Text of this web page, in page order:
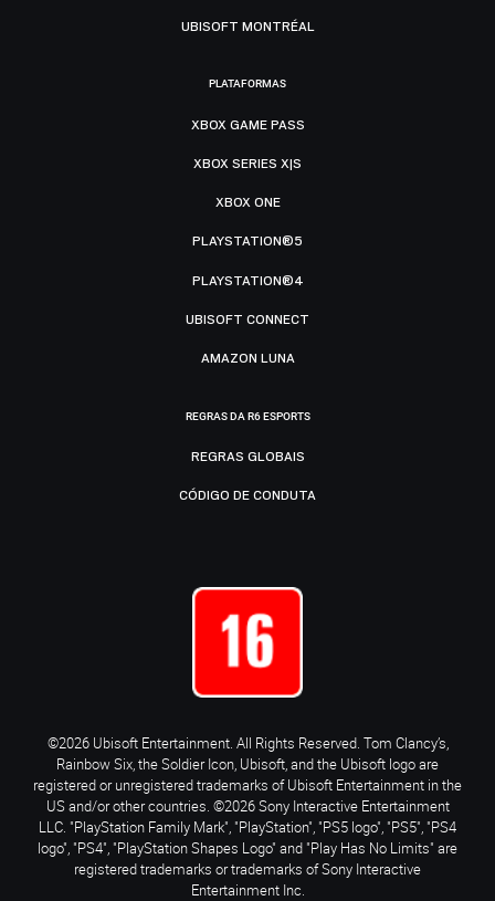
UBISOFT MONTRÉAL
PLATAFORMAS
XBOX GAME PASS
XBOX SERIES X|S
XBOX ONE
PLAYSTATION®5
PLAYSTATION®4
UBISOFT CONNECT
AMAZON LUNA
REGRAS DA R6 ESPORTS
REGRAS GLOBAIS
CÓDIGO DE CONDUTA
©2026 Ubisoft Entertainment. All Rights Reserved. Tom Clancy’s,
Rainbow Six, the Soldier Icon, Ubisoft, and the Ubisoft logo are
registered or unregistered trademarks of Ubisoft Entertainment in the
US and/or other countries. ©2026 Sony Interactive Entertainment
LLC. "PlayStation Family Mark", "PlayStation", "PS5 logo", "PS5", "PS4
logo", "PS4", "PlayStation Shapes Logo" and "Play Has No Limits" are
registered trademarks or trademarks of Sony Interactive
Entertainment Inc.